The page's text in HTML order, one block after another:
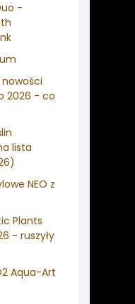
-
2026 - co
lista
NEO z
Plants
- ruszyły
Aqua-Art